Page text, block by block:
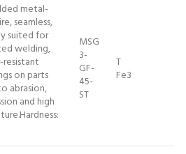
metal-
seamless,
suited for
welding,
on parts
abrasion,
and high
MSG
3-
GF-
45-
ST
T
Fe3